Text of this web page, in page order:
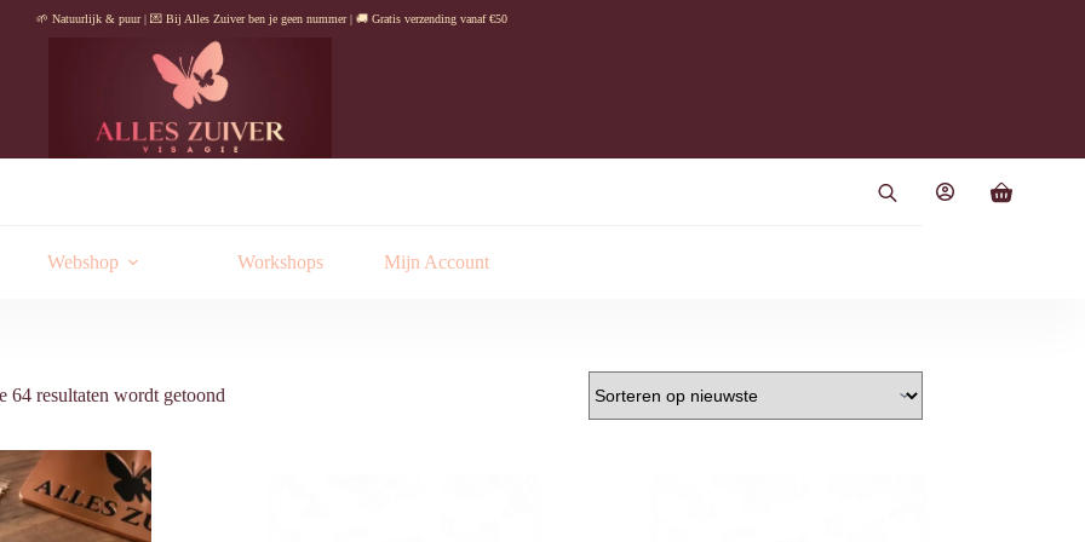
🌱 Natuurlijk & puur | 💌 Bij Alles Zuiver ben je geen nummer | 🚚 Gratis verzending vanaf €50
Webshop Workshops Mijn Account
64 resultaten wordt getoond